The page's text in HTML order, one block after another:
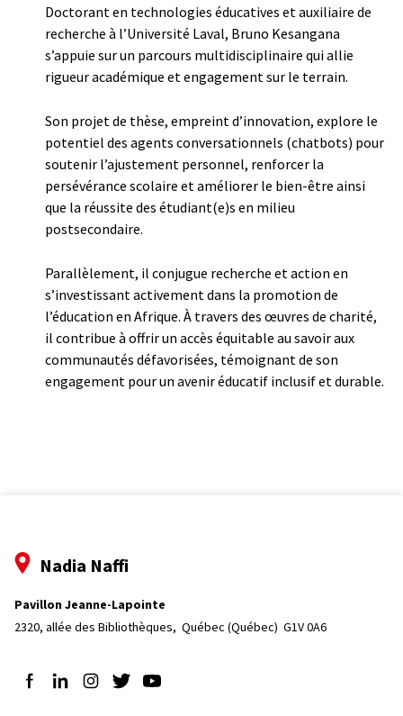
Doctorant en technologies éducatives et auxiliaire de
recherche à l’Université Laval, Bruno Kesangana
s’appuie sur un parcours multidisciplinaire qui allie
rigueur académique et engagement sur le terrain.
Son projet de thèse, empreint d’innovation, explore le
potentiel des agents conversationnels (chatbots) pour
soutenir l’ajustement personnel, renforcer la
persévérance scolaire et améliorer le bien-être ainsi
que la réussite des étudiant(e)s en milieu
postsecondaire.
Parallèlement, il conjugue recherche et action en
s’investissant activement dans la promotion de
l’éducation en Afrique. À travers des œuvres de charité,
il contribue à offrir un accès équitable au savoir aux
communautés défavorisées, témoignant de son
engagement pour un avenir éducatif inclusif et durable.
Nadia Naffi
Pavillon Jeanne-Lapointe
2320, allée des Bibliothèques, Québec (Québec)  G1V 0A6
Suivez-nous sur Facebook
Suivez-nous sur LinkedIn
Suivez-nous sur Instagram
Suivez-nous sur Twitter
Suivez-nous sur YouTube